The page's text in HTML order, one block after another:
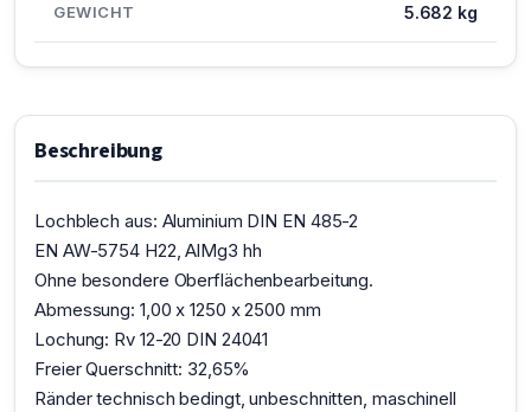
GEWICHT 5.682 kg
Beschreibung
Lochblech aus: Aluminium DIN EN 485-2
EN AW-5754 H22, AlMg3 hh
Ohne besondere Oberflächenbearbeitung.
Abmessung: 1,00 x 1250 x 2500 mm
Lochung: Rv 12-20 DIN 24041
Freier Querschnitt: 32,65%
Ränder technisch bedingt, unbeschnitten, maschinell